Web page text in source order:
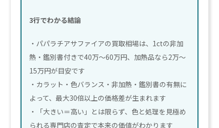
3行でわかる結論
・パパラチアサファイアの買取相場は、1ctの非加
熱・鑑別書付きで40万〜60万円、加熱品なら2万〜
15万円が目安です
・カラット・色バランス・非加熱・鑑別書の有無に
よって、最大30倍以上の価格差が生まれます
・「大きい＝高い」とは限らず、色と処理を見極め
られる専門店の査定で本来の価値がわかります